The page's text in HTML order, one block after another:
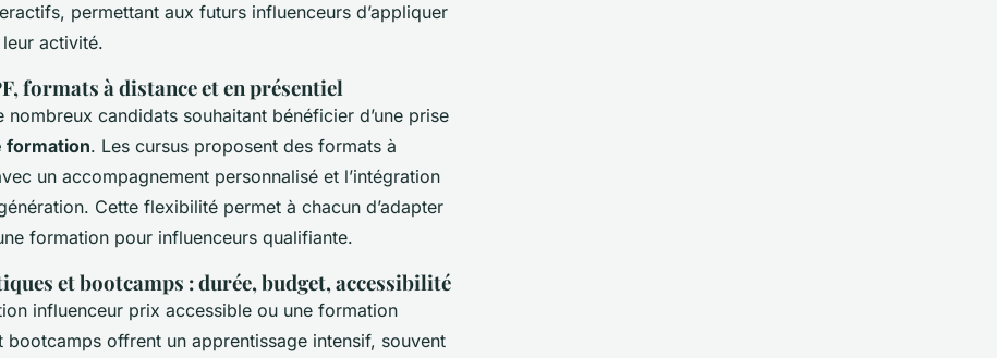
permettant aux futurs influenceurs d’appliquer
activité.
formats à distance et en présentiel
candidats souhaitant bénéficier d’une prise
formation. Les cursus proposent des formats à
un accompagnement personnalisé et l’intégration
Cette flexibilité permet à chacun d’adapter
formation pour influenceurs qualifiante.
et bootcamps : durée, budget, accessibilité
influenceur prix accessible ou une formation
offrent un apprentissage intensif, souvent